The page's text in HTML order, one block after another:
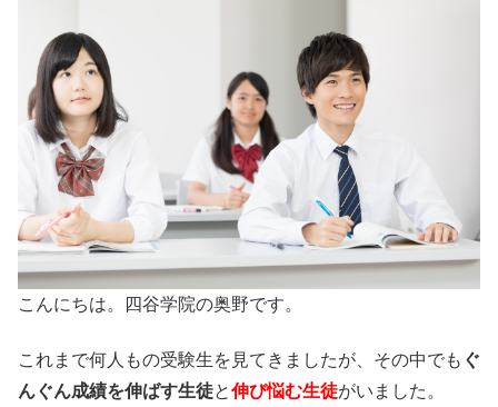
こんにちは。四谷学院の奥野です。
これまで何人もの受験生を見てきましたが、その中でも ぐ
んぐん成績を伸ばす生徒と伸び悩む生徒がいました。